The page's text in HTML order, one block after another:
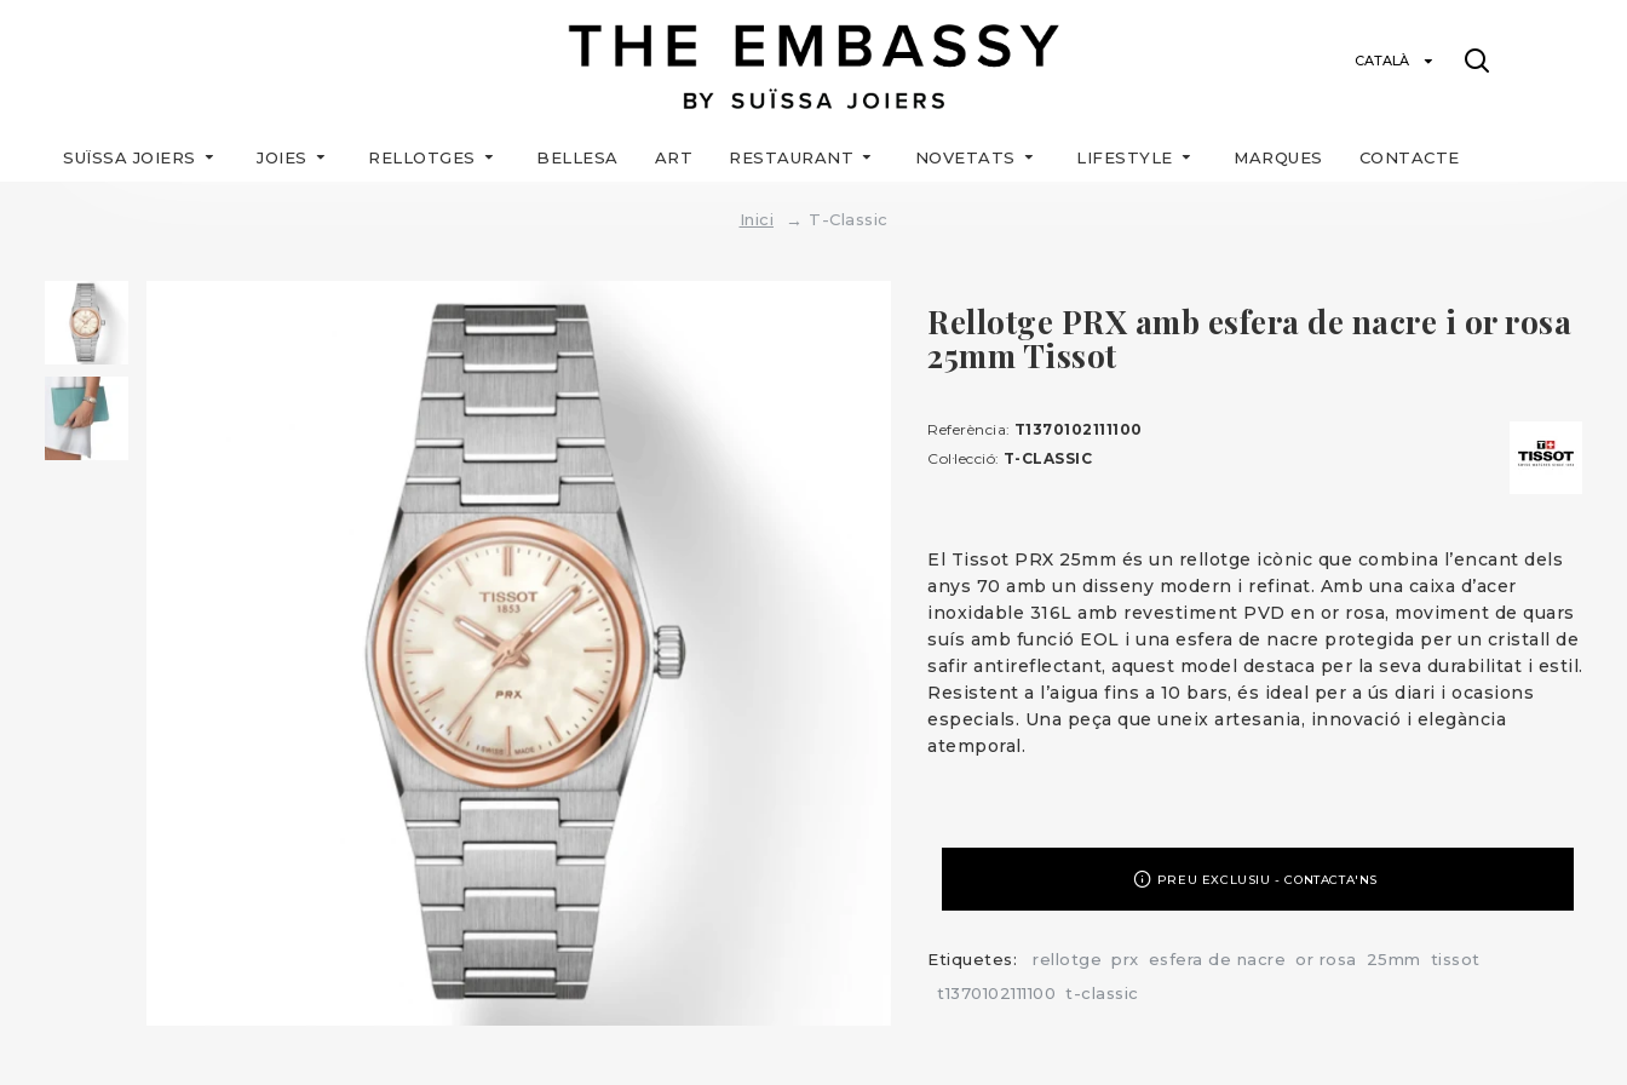
SUÏSSA JOIERS JOIES RELLOTGES BELLESA ART RESTAURANT NOVETATS LIFESTYLE MARQUES CONTACTE
CATALÀ
Inici T-Classic
Rellotge PRX amb esfera de nacre i or rosa
25mm Tissot
El Tissot PRX 25mm és un rellotge icònic que combina l’encant dels
anys 70 amb un disseny modern i refinat. Amb una caixa d’acer
inoxidable 316L amb revestiment PVD en or rosa, moviment de quars
suís amb funció EOL i una esfera de nacre protegida per un cristall de
safir antireflectant, aquest model destaca per la seva durabilitat i estil.
Resistent a l’aigua fins a 10 bars, és ideal per a ús diari i ocasions
especials. Una peça que uneix artesania, innovació i elegància
atemporal.
Referència: T1370102111100
Col·lecció: T-CLASSIC
PREU EXCLUSIU - CONTACTA'NS
Etiquetes: rellotge prx esfera de nacre or rosa 25mm
tissot
t1370102111100 t-classic